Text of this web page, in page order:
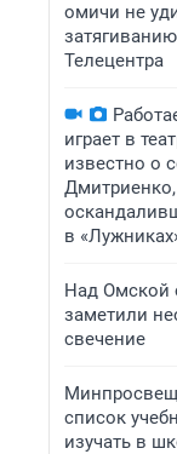
омичи не
Телецентра
играет в
известно о
Дмитриенко,
в
Над Омской
заметили
свечение
список
изучать в